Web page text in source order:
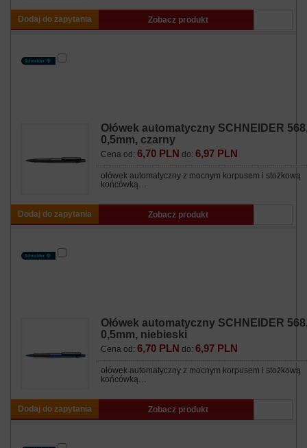
Dodaj do zapytania Zobacz produkt
Ołówek automatyczny SCHNEIDER
0,5mm, czarny
Cena od: 6,70 PLN do: 6,97 PLN
ołówek automatyczny z mocnym korpusem i stożkową
końcówką…
Dodaj do zapytania Zobacz produkt
Ołówek automatyczny SCHNEIDER
0,5mm, niebieski
Cena od: 6,70 PLN do: 6,97 PLN
ołówek automatyczny z mocnym korpusem i stożkową
końcówką…
Dodaj do zapytania Zobacz produkt